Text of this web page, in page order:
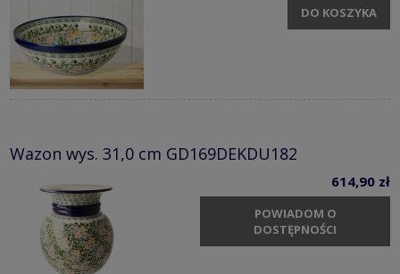
DO KOSZYKA
Wazon wys. 31,0 cm GD169DEKDU182
614,90 zł
POWIADOM O
DOSTĘPNOŚCI